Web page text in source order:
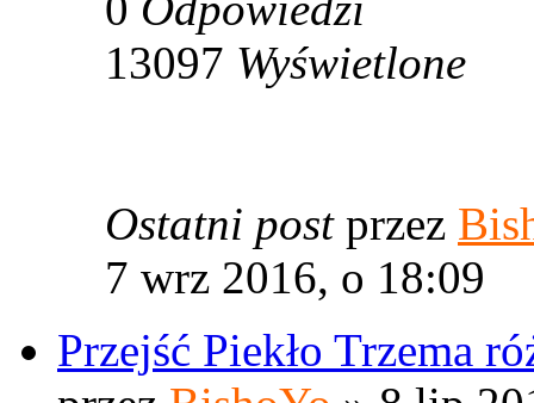
13097 Wyświetlone
Ostatni post przez
7 wrz 2016, o 18:09
Przejść Piekło Trzema